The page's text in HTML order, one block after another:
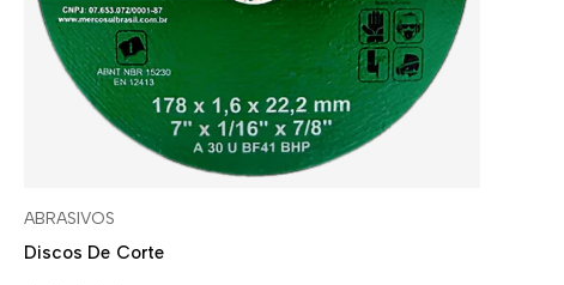
ABRASIVOS
Discos De Corte